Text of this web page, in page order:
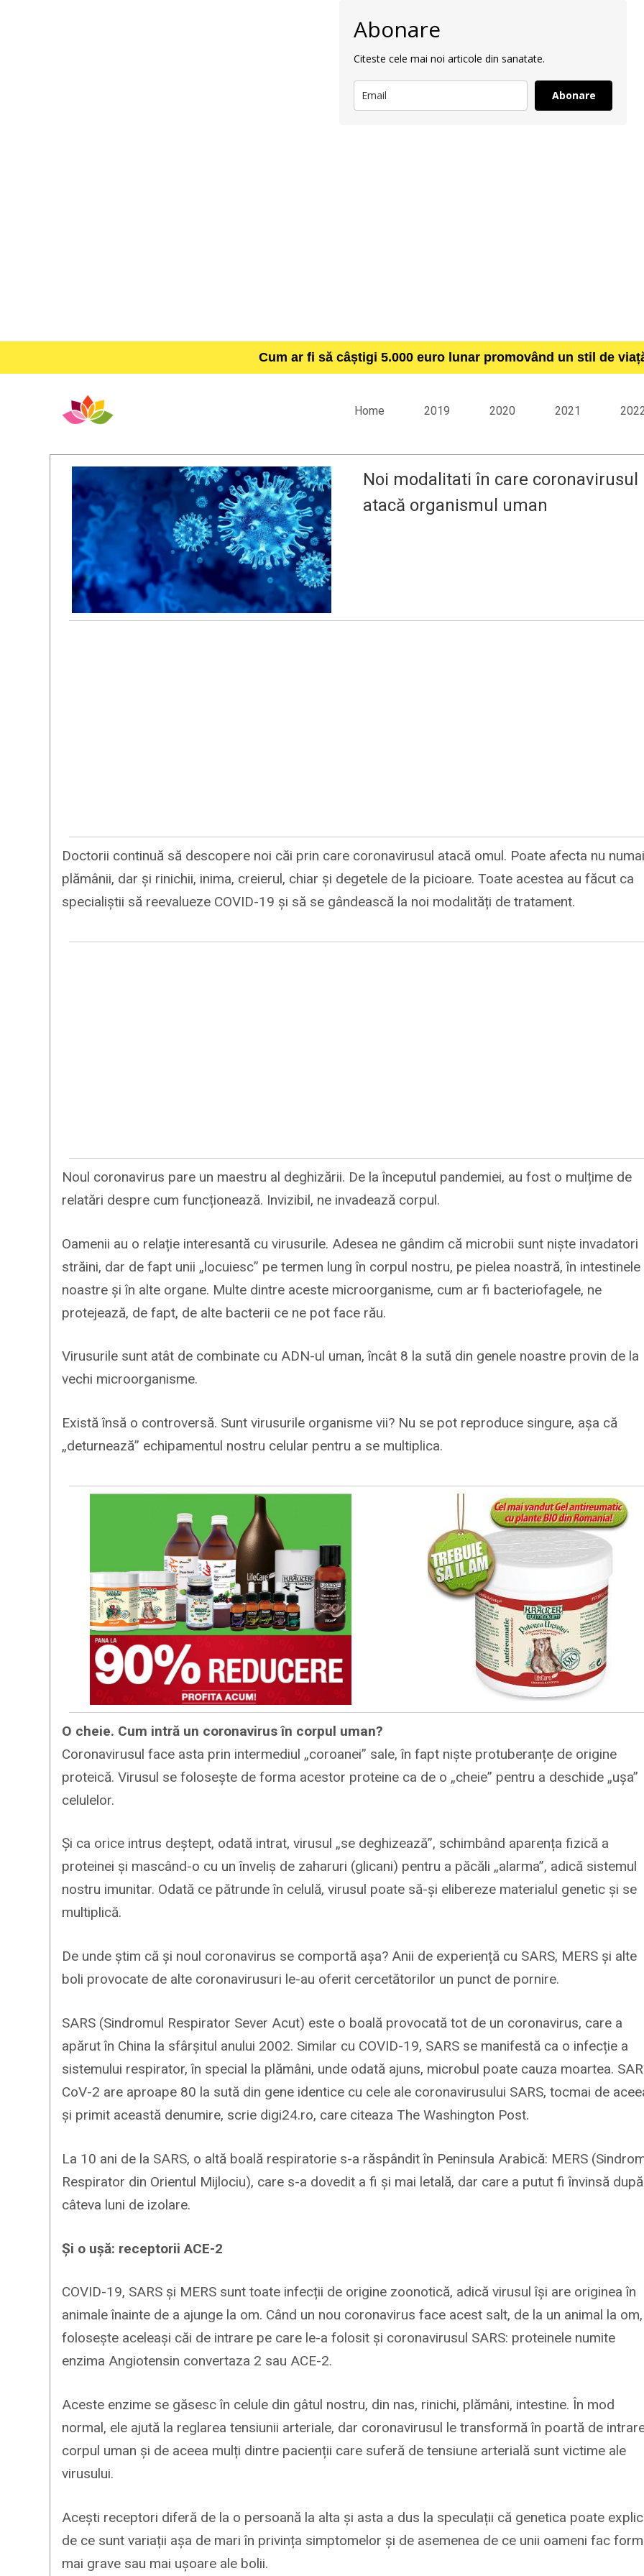
Abonare
Citeste cele mai noi articole din sanatate.
Abonare
Cum ar fi să câștigi 5.000 euro lunar promovând un stil de
Home 2019 2020 2021
Noi modalitati în care coronavirusul
atacă organismul uman
Doctorii continuă să descopere noi căi prin care coronavirusul atacă omul. Poate afecta nu
plămânii, dar și rinichii, inima, creierul, chiar și degetele de la picioare. Toate acestea au făcut ca
specialiștii să reevalueze COVID-19 și să se gândească la noi modalități de tratament.
Noul coronavirus pare un maestru al deghizării. De la începutul pandemiei, au fost o mulțime de
relatări despre cum funcționează. Invizibil, ne invadează corpul.
Oamenii au o relație interesantă cu virusurile. Adesea ne gândim că microbii sunt niște invadatori
străini, dar de fapt unii „locuiesc” pe termen lung în corpul nostru, pe pielea noastră, în intestinele
noastre și în alte organe. Multe dintre aceste microorganisme, cum ar fi bacteriofagele, ne
protejează, de fapt, de alte bacterii ce ne pot face rău.
Virusurile sunt atât de combinate cu ADN-ul uman, încât 8 la sută din genele noastre provin de la
vechi microorganisme.
Există însă o controversă. Sunt virusurile organisme vii? Nu se pot reproduce singure, așa că
„deturnează” echipamentul nostru celular pentru a se multiplica.
O cheie. Cum intră un coronavirus în corpul uman?
Coronavirusul face asta prin intermediul „coroanei” sale, în fapt niște protuberanțe de origine
proteică. Virusul se folosește de forma acestor proteine ca de o „cheie” pentru a deschide „ușa”
celulelor.
Și ca orice intrus deștept, odată intrat, virusul „se deghizează”, schimbând aparența fizică a
proteinei și mascând-o cu un înveliș de zaharuri (glicani) pentru a păcăli „alarma”, adică sistemul
nostru imunitar. Odată ce pătrunde în celulă, virusul poate să-și elibereze materialul genetic și se
multiplică.
De unde știm că și noul coronavirus se comportă așa? Anii de experiență cu SARS, MERS și alte
boli provocate de alte coronavirusuri le-au oferit cercetătorilor un punct de pornire.
SARS (Sindromul Respirator Sever Acut) este o boală provocată tot de un coronavirus, care a
apărut în China la sfârșitul anului 2002. Similar cu COVID-19, SARS se manifestă ca o infecție a
sistemului respirator, în special la plămâni, unde odată ajuns, microbul poate cauza moartea.
CoV-2 are aproape 80 la sută din gene identice cu cele ale coronavirusului SARS, tocmai de
și primit această denumire, scrie digi24.ro, care citeaza The Washington Post.
La 10 ani de la SARS, o altă boală respiratorie s-a răspândit în Peninsula Arabică: MERS
Respirator din Orientul Mijlociu), care s-a dovedit a fi și mai letală, dar care a putut fi învinsă după
câteva luni de izolare.
Și o ușă: receptorii ACE-2
COVID-19, SARS și MERS sunt toate infecții de origine zoonotică, adică virusul își are originea în
animale înainte de a ajunge la om. Când un nou coronavirus face acest salt, de la un animal la om,
folosește aceleași căi de intrare pe care le-a folosit și coronavirusul SARS: proteinele numite
enzima Angiotensin convertaza 2 sau ACE-2.
Aceste enzime se găsesc în celule din gâtul nostru, din nas, rinichi, plămâni, intestine. În mod
normal, ele ajută la reglarea tensiunii arteriale, dar coronavirusul le transformă în poartă de
corpul uman și de aceea mulți dintre pacienții care suferă de tensiune arterială sunt victime ale
virusului.
Acești receptori diferă de la o persoană la alta și asta a dus la speculații că genetica poate
de ce sunt variații așa de mari în privința simptomelor și de asemenea de ce unii oameni fac
mai grave sau mai ușoare ale bolii.